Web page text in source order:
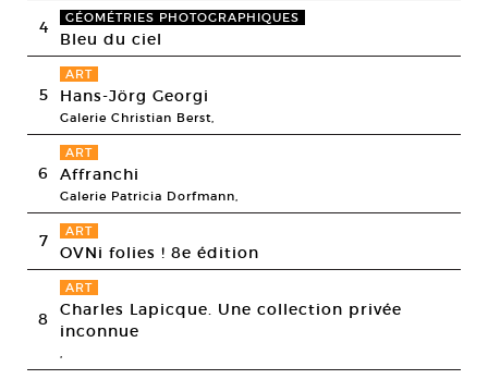
4 GÉOMÉTRIES PHOTOGRAPHIQUES
Bleu du ciel
5
ART
Hans-Jörg Georgi
Galerie Christian Berst,
6
ART
Affranchi
Galerie Patricia Dorfmann,
7 ART
OVNi folies ! 8e édition
8
ART
Charles Lapicque. Une collection privée
inconnue
,